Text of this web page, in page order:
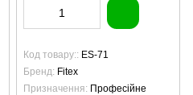
Код товару:
ES-71
Бренд Fitex
Призначення
Професійне